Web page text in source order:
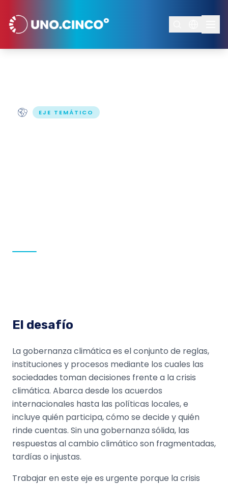
EJE TEMÁTICO
El desafío
La gobernanza climática es el conjunto de reglas,
instituciones y procesos mediante los cuales las
sociedades toman decisiones frente a la crisis
climática. Abarca desde los acuerdos
internacionales hasta las políticas locales, e
incluye quién participa, cómo se decide y quién
rinde cuentas. Sin una gobernanza sólida, las
respuestas al cambio climático son fragmentadas,
tardías o injustas.
Trabajar en este eje es urgente porque la crisis